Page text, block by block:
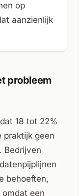
op
aanzienlijk
probleem
18 tot 22%
praktijk geen
Bedrijven
behoeften,
een